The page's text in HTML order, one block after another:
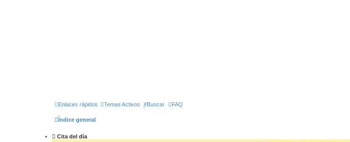
Enlaces rápidos Temas Activos Buscar FAQ
Índice general
Cita del día